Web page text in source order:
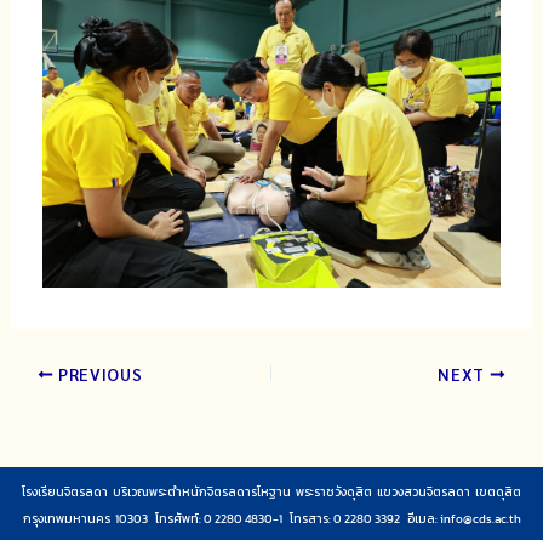
PREVIOUS NEXT
โรงเรียนจิตรลดา บริเวณพระตำหนักจิตรลดารโหฐาน พระราชวังดุสิต แขวงสวนจิตรลดา เขตดุสิต
กรุงเทพมหานคร 10303 โทรศัพท์: 0 2280 4830-1 โทรสาร: 0 2280 3392 อีเมล:info@cds.ac.th